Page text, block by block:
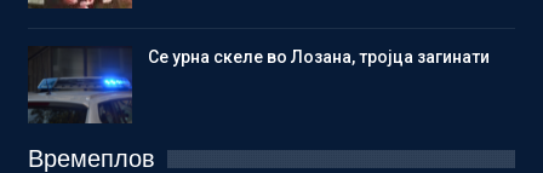
Се урна скеле во Лозана, тројца загинати
Времеплов